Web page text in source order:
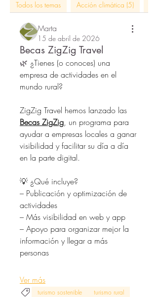
Todos los temas Acción climática (5)
Marta
15 de abril de 2026
Becas ZigZig Travel
🌿 ¿Tienes (o conoces) una
empresa de actividades en el
mundo rural?
Becas ZigZig, un programa para
ayudar a empresas locales a ganar
visibilidad y facilitar su día a día
en la parte digital.
💡 ¿Qué incluye?
– Publicación y optimización de
actividades
– Más visibilidad en web y app
– Apoyo para organizar mejor la
información y llegar a más
personas
Ver más
turismo sostenible turismo rural